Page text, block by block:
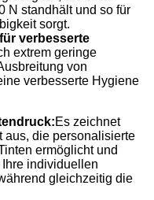
N standhält und so für
sorgt.
verbesserte
extrem geringe
von
verbesserte Hygiene
Es zeichnet
aus, die personalisierte
ermöglicht und
individuellen
gleichzeitig die